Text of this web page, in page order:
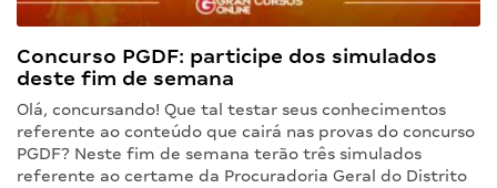
Concurso PGDF: participe dos simulados
deste fim de semana
Olá, concursando! Que tal testar seus conhecimentos
referente ao conteúdo que cairá nas provas do concurso
PGDF? Neste fim de semana terão três simulados
referente ao certame da Procuradoria Geral do Distrito